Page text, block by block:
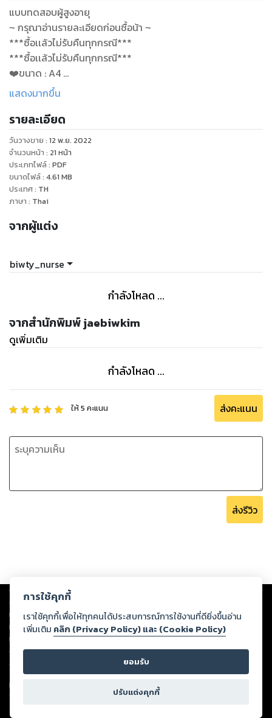
แบบทดสอบผู้สูงอายุ
~ กรุณาอ่านรายละเอียดก่อนซื้อน้า ~
***ซื้อเเล้วไม่รับคืนทุกกรณี***
***ซื้อเเล้วไม่รับคืนทุกกรณี***
❤️ขนาด : A4
❤️จำนวนหน้า : 21 หน้า (รวมปก)
❤️ราคา : ุ500 บาท ลดเหลือ 299 บาท
❤️จำนวนข้อ : หน้านึง 1-2 ข้อ เพราะมีอธิบายเเบบละเอียด
❤️จุดเด่น : รวบรวมข้อสอบ มีคำอธิบายประกอบ ทำให้เข้าใจง่าย
เสริมเทคนิคการคิด มีเทคนิคการจำ
❤️ช่องทางติดต่อ :
Facebook Page : สอบสภาbiwtynurse
Youtube : biwty_nurse
ID line : yonghwasex
แสดงมากขึ้น
รายละเอียด
วันวางขาย : 12 พ.ย. 2022
จำนวนหน้า : 21 หน้า
ประเภทไฟล์: PDF
ขนาดไฟล์: 4.61 MB
ประเทศ: TH
ภาษา : Thai
จากผู้แต่ง
biwty_nurse
กำลังโหลด ...
จากสำนักพิมพ์ jaebiwkim
ดูเพิ่มเติม
กำลังโหลด ...
ให้5 คะแนน ส่งคะแนน
ส่งรีวิว
Copyright © 2026
ต่อผลงานหรือเนื้อหาใดที่อัปโหลดผ่านเว็บไซต์และปรากฏว่าละเมิดสิทธิใน
ทรัพย์สินทางปัญญาของบุคคลอื่นหรือขัดต่อกฎหมายและศีลธรรม ดังนั้น ผู้อ่าน
ทุกท่านโปรดใช้วิจารณญาณในการกลั่นกรองด้วยตนเอง และหากท่านพบว่าส่วน
หนึ่งส่วนใดขัดต่อกฎหมายและศีลธรรม กรุณาแจ้งมายังบริษัท เพื่อทีมงานจะได้
ดำเนินการในทันที ทั้งนี้ ทางสตอรี่ล็อกขอสงวนลิขสิทธิ์ตามพระราชบัญญัติ
ลิขสิทธิ์ พ.ศ. 2537 (ฉบับล่าสุด)
For support: member@ookbee.com
Version
การใช้คุกกี้
เราใช้คุกกี้เพื่อให้ทุกคนได้ประสบการณ์การใช้งานที่ดียิ่งขึ้นอ่าน
เพิ่มเติม คลิก (Privacy Policy) และ (Cookie Policy)
ยอมรับ
ปรับแต่งคุกกี้